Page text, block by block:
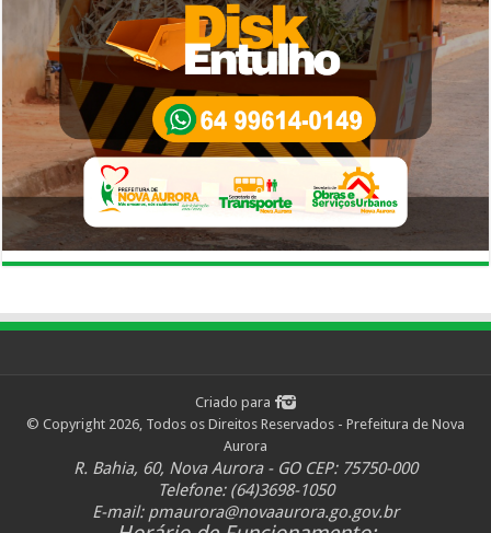
Criado para
© Copyright 2026, Todos os Direitos Reservados - Prefeitura de Nova
Aurora
R. Bahia, 60, Nova Aurora - GO CEP: 75750-000
Telefone: (64)3698-1050
E-mail: pmaurora@novaaurora.go.gov.br